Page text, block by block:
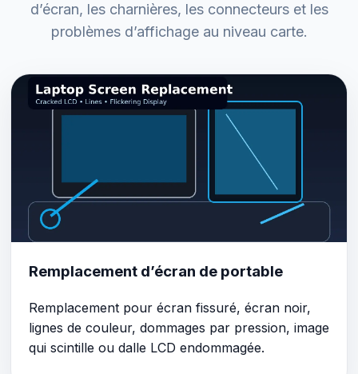
d’écran, les charnières, les connecteurs et les
problèmes d’affichage au niveau carte.
Remplacement d’écran de portable
Remplacement pour écran fissuré, écran noir,
lignes de couleur, dommages par pression, image
qui scintille ou dalle LCD endommagée.